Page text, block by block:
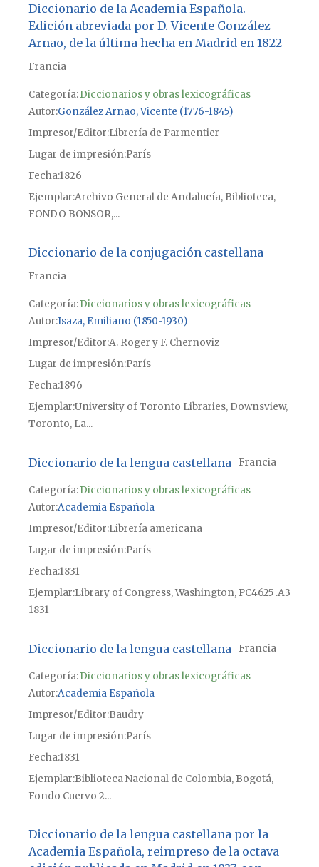
Diccionario de la Academia Española.
Edición abreviada por D. Vicente González
Arnao, de la última hecha en Madrid en 1822
Francia
Categoría:Diccionarios y obras lexicográficas
Autor González Arnao, Vicente (1776-1845)
Impresor/Editor Librería de Parmentier
Lugar de impresiónParís
Fecha1826
Ejemplar Archivo General de Andalucía, Biblioteca,
FONDO BONSOR,...
Diccionario de la conjugación castellana
Francia
Categoría:Diccionarios y obras lexicográficas
Autor Isaza, Emiliano (1850-1930)
Impresor/Editor A. Roger y F. Chernoviz
Lugar de impresiónParís
Fecha1896
Ejemplar University of Toronto Libraries, Downsview,
Toronto, La...
Diccionario de la lengua castellana Francia
Categoría:Diccionarios y obras lexicográficas
Autor Academia Española
Impresor/Editor Librería americana
Lugar de impresiónParís
Fecha1831
Ejemplar Library of Congress, Washington, PC4625 .A3
1831
Diccionario de la lengua castellana Francia
Categoría:Diccionarios y obras lexicográficas
Autor Academia Española
Impresor/Editor Baudry
Lugar de impresiónParís
Fecha1831
Ejemplar Biblioteca Nacional de Colombia, Bogotá,
Fondo Cuervo 2...
Diccionario de la lengua castellana por la
Academia Española, reimpreso de la octava